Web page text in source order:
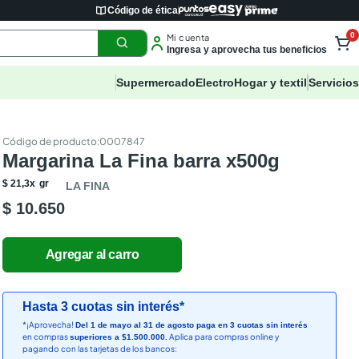
Código de ética
Mi cuenta
Ingresa y aprovecha tus beneficios
0
SupermercadoElectroHogar y textilServicios
:0007847
Margarina La Fina barra x500g
$ 21,3x gr LA FINA
$ 10.650
Hasta 3 cuotas sin interés*
*¡Aprovecha!Del 1 de mayo al 31 de agosto paga en 3 cuotas sin interés
en comprassuperiores a $1.500.000. Aplica para compras online y
pagando con las tarjetas de los bancos: